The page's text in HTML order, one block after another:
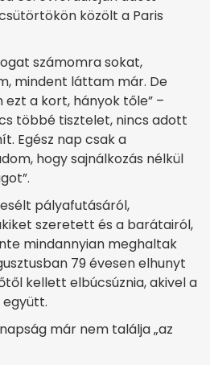
közölt a Paris
számomra sokat,
mindent láttam már. De
a kort, hányok tőle” –
többé tisztelet, nincs adott
Egész nap csak a
hogy sajnálkozás nélkül
pályafutásáról,
szeretett és a barátairól,
mindannyian meghaltak
79 évesen elhunyt
kellett elbúcsúznia, akivel a
már nem találja „az